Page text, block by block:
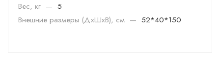
Вес, кг — 5
Внешние размеры (ДхШхВ), см — 52*40*150